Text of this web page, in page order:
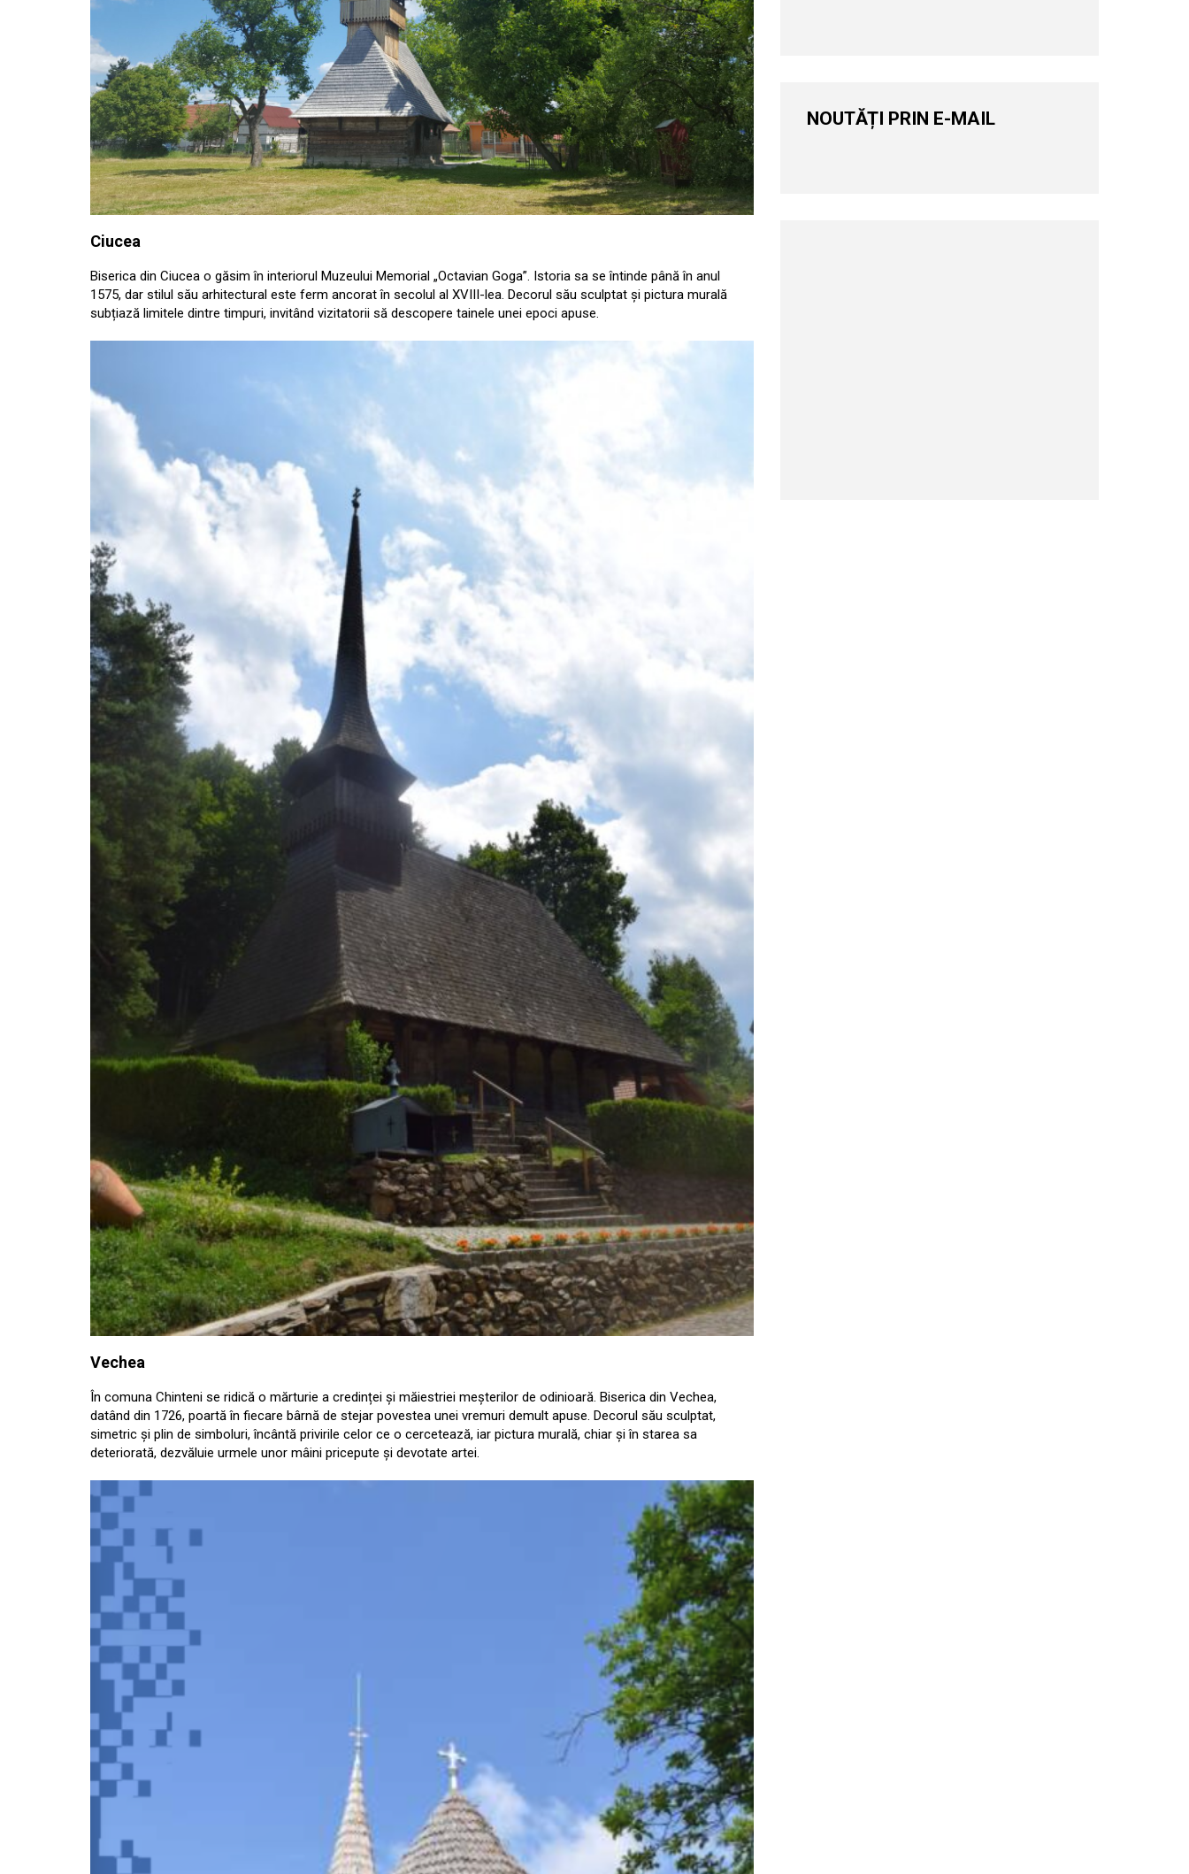
Ciucea
Biserica din Ciucea o găsim în interiorul Muzeului Memorial „Octavian Goga”. Istoria sa se întinde până în anul
1575, dar stilul său arhitectural este ferm ancorat în secolul al XVIII-lea. Decorul său sculptat și pictura murală
subțiază limitele dintre timpuri, invitând vizitatorii să descopere tainele unei epoci apuse.
Vechea
În comuna Chinteni se ridică o mărturie a credinței și măiestriei meșterilor de odinioară. Biserica din Vechea,
datând din 1726, poartă în fiecare bârnă de stejar povestea unei vremuri demult apuse. Decorul său sculptat,
simetric și plin de simboluri, încântă privirile celor ce o cercetează, iar pictura murală, chiar și în starea sa
deteriorată, dezvăluie urmele unor mâini pricepute și devotate artei.
NOUTĂȚI PRIN E-MAIL